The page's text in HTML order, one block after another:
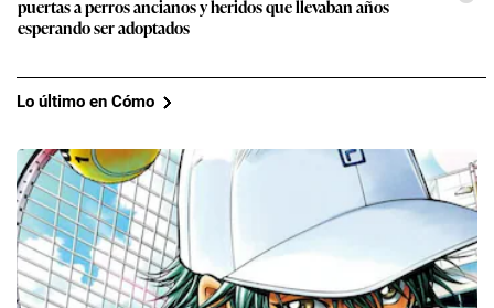
puertas a perros ancianos y heridos que llevaban años
esperando ser adoptados
Lo último en Cómo